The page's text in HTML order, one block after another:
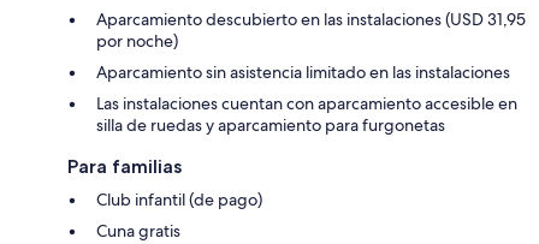
Aparcamiento descubierto en las instalaciones (USD 31,95
por noche)
Aparcamiento sin asistencia limitado en las instalaciones
Las instalaciones cuentan con aparcamiento accesible en
silla de ruedas y aparcamiento para furgonetas
Para familias
Club infantil (de pago)
Cuna gratis